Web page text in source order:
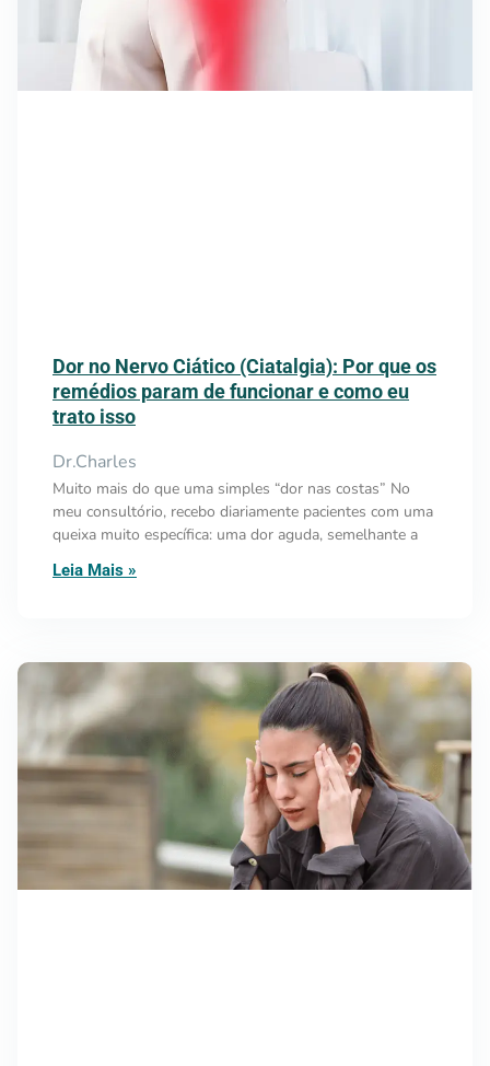
Dor no Nervo Ciático (Ciatalgia): Por que os
remédios param de funcionar e como eu
trato isso
Dr.Charles
Muito mais do que uma simples “dor nas costas” No
meu consultório, recebo diariamente pacientes com uma
queixa muito específica: uma dor aguda, semelhante a
Leia Mais »